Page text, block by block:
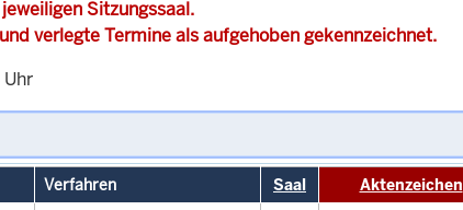
Sitzungssaal.
verlegte Termine als aufgehoben gekennzeichnet.
Verfahren Saal Aktenzeichen